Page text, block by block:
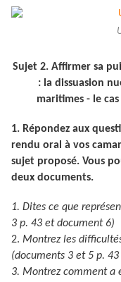
Sujet 2. Affirmer sa
: la dissuasion
maritimes - le
1. Répondez aux
rendu oral à vos
sujet proposé. Vous
deux documents.
1. Dites ce que
3 p. 43 et document 6)
2. Montrez les
(documents 3 et 5 p.
3. Montrez comment a